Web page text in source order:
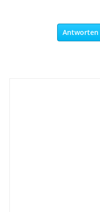
Antworten